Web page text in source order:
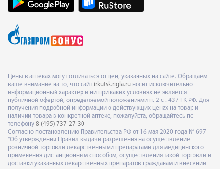
Цены в аптеках могут отличаться от цен, указанных на сайте. Обращаем
ваше внимание на то, что сайт irkutsk.rigla.ru носит исключительно
информационный характер и ни при каких условиях не является
публичной офертой, определяемой положениями п. 2 ст. 437 ГК РФ. Для
получения подробной информации о действующих ценах на товар и
наличии товара в конкретной аптеке, пожалуйста, обращайтесь по
телефону 8 (495) 737-27-30
Согласно постановлению Правительства РФ от 16 мая 2020 года № 697
"Об утверждении Правил выдачи разрешения на осуществление
розничной торговли лекарственными препаратами для медицинского
применения дистанционным способом, осуществления такой торговли и
доставки указанных лекарственных препаратов гражданам и внесении